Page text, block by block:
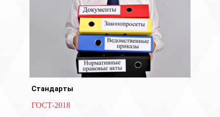
Стандарты
ГОСТ-2018